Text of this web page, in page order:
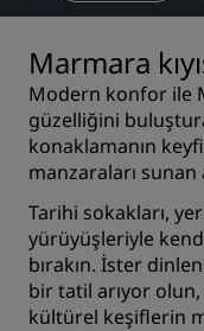
Marmara
Modern konfor ile
güzelliğini
konaklamanın
manzaraları sunan
Tarihi sokakları,
yürüyüşleriyle
bırakın. İster
bir tatil arıyor
kültürel keşiflerin